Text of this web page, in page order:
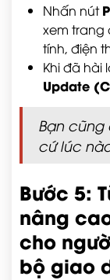
Nhấn nút
xem trang
tính, điện
Khi đã hài
Update
Bạn cũng
cứ lúc
Bước 5:
nâng
cho
bộ giao